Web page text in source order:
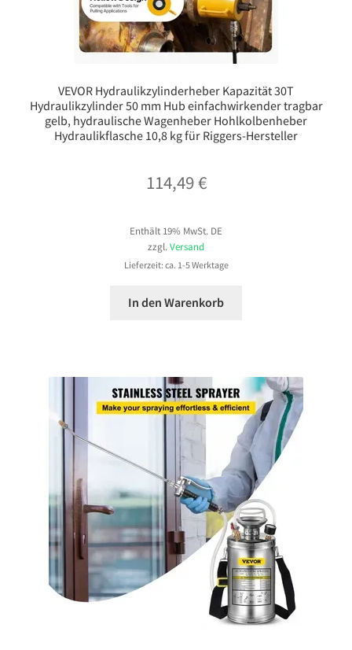
VEVOR Hydraulikzylinderheber Kapazität 30T
Hydraulikzylinder 50 mm Hub einfachwirkender tragbar
gelb, hydraulische Wagenheber Hohlkolbenheber
Hydraulikflasche 10,8 kg für Riggers-Hersteller
114,49€
Enthält 19% MwSt. DE
zzgl. Versand
Lieferzeit: ca. 1-5 Werktage
In den Warenkorb